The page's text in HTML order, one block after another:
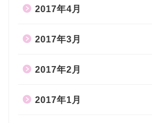
2017年4月
2017年3月
2017年2月
2017年1月